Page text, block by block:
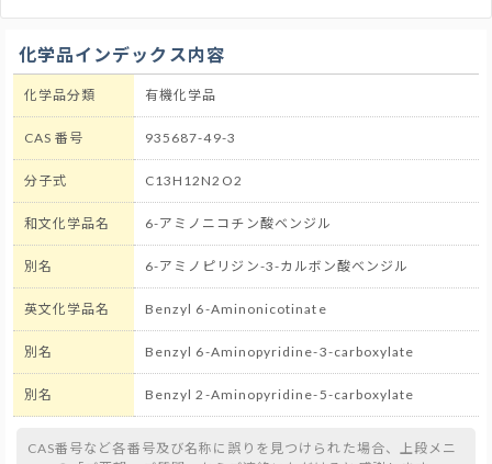
化学品インデックス内容
化学品分類 有機化学品
CAS 番号 935687-49-3
分子式 C13H12N2O2
和文化学品名 6-アミノニコチン酸ベンジル
別名 6-アミノピリジン-3-カルボン酸ベンジル
英文化学品名 Benzyl 6-Aminonicotinate
別名 Benzyl 6-Aminopyridine-3-carboxylate
別名 Benzyl 2-Aminopyridine-5-carboxylate
CAS番号など各番号及び名称に誤りを見つけられた場合、上段メニ